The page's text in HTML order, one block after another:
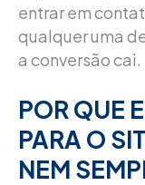
entrar em
qualquer uma
a conversão cai.
POR QUE
PARA O
NEM